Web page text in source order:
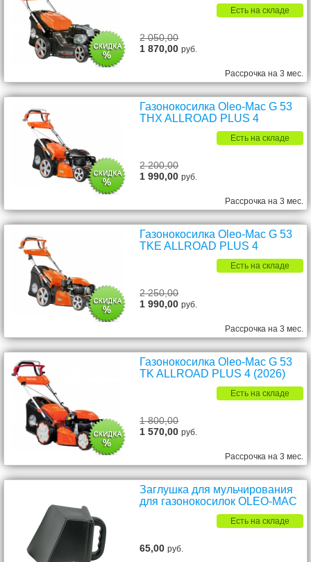
Есть на складе
2 050,00
1 870,00руб.
Рассрочка на 3 мес.
Газонокосилка Oleo-Mac G 53
THX ALLROAD PLUS 4
Есть на складе
2 200,00
1 990,00руб.
Рассрочка на 3 мес.
Газонокосилка Oleo-Mac G 53
TKE ALLROAD PLUS 4
Есть на складе
2 250,00
1 990,00руб.
Рассрочка на 3 мес.
Газонокосилка Oleo-Mac G 53
TK ALLROAD PLUS 4 (2026)
Есть на складе
1 800,00
1 570,00руб.
Рассрочка на 3 мес.
Заглушка для мульчирования
для газонокосилок OLEO-MAC
Есть на складе
65,00руб.